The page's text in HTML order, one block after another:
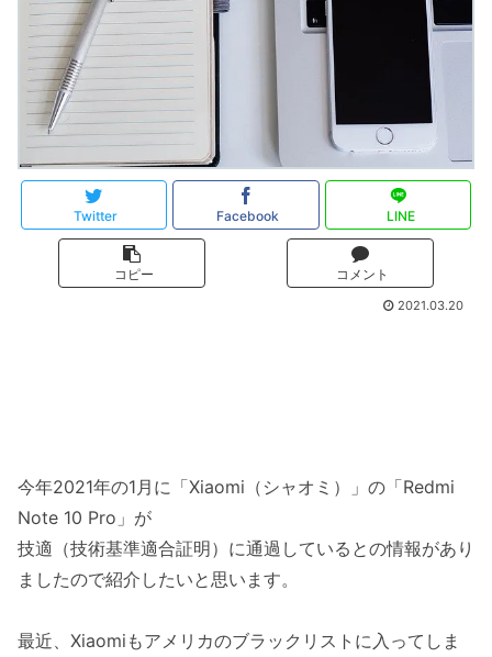
Twitter Facebook LINE
コピー コメント
2021.03.20
今年2021年の1月に「Xiaomi（シャオミ）」の「Redmi
Note 10 Pro」が
技適（技術基準適合証明）に通過しているとの情報があり
ましたので紹介したいと思います。
最近、Xiaomiもアメリカのブラックリストに入ってしま